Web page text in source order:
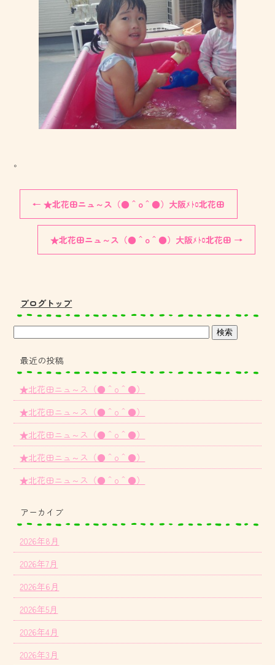
。
← ★北花田ニュ～ス（●＾o＾●）大阪ﾒﾄﾛ北花田
★北花田ニュ～ス（●＾o＾●）大阪ﾒﾄﾛ北花田 →
ブログトップ
最近の投稿
★北花田ニュ～ス（●＾o＾●）
★北花田ニュ～ス（●＾o＾●）
★北花田ニュ～ス（●＾o＾●）
★北花田ニュ～ス（●＾o＾●）
★北花田ニュ～ス（●＾o＾●）
アーカイブ
2026年8月
2026年7月
2026年6月
2026年5月
2026年4月
2026年3月